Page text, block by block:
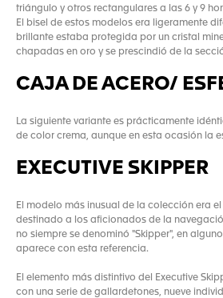
triángulo y otros rectangulares a las 6 y 9
El bisel de estos modelos era ligeramente
brillante estaba protegida por un cristal
chapadas en oro y se prescindió de la
CAJA DE ACERO/
La siguiente variante es prácticamente
de color crema, aunque en esta ocasión la
EXECUTIVE SKIPPER
El modelo más inusual de la colección era el
destinado a los aficionados de la
no siempre se denominó "Skipper", en
aparece con esta referencia.
El elemento más distintivo del Executive
con una serie de gallardetones, nueve